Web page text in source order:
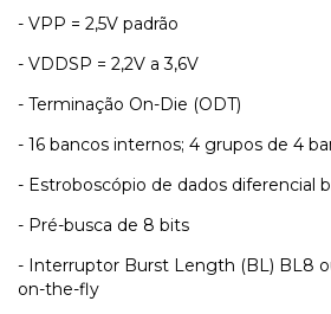
- VPP = 2,5V padrão
- VDDSP = 2,2V a 3,6V
- Terminação On-Die (ODT)
- 16 bancos internos; 4 grupos de 4
- Estroboscópio de dados diferencial
- Pré-busca de 8 bits
- Interruptor Burst Length (BL) BL8
on-the-fly